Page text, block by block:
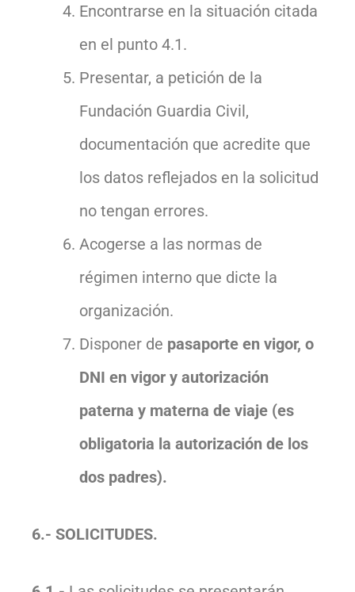
Encontrarse en la situación citada
en el punto 4.1.
Presentar, a petición de la
Fundación Guardia Civil,
documentación que acredite que
los datos reflejados en la solicitud
no tengan errores.
Acogerse a las normas de
régimen interno que dicte la
organización.
Disponer de pasaporte en vigor, o
DNI en vigor y autorización
paterna y materna de viaje (es
obligatoria la autorización de los
dos padres).
6.- SOLICITUDES.